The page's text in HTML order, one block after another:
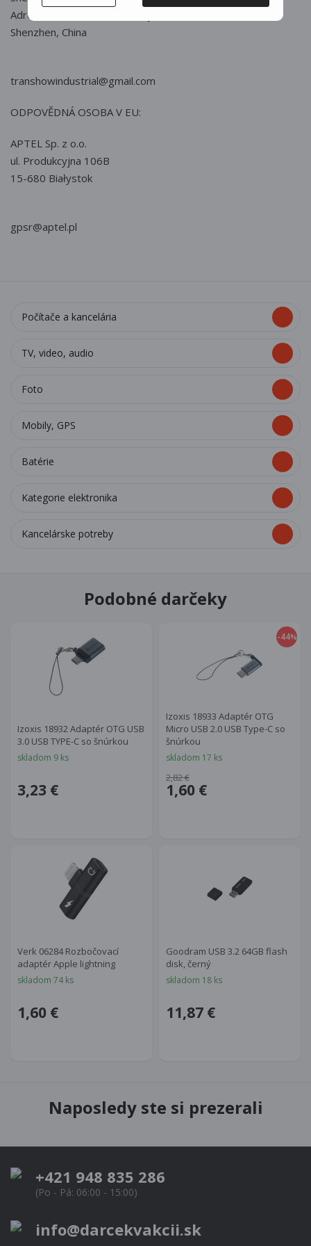
Adress: Busha Lu No.283, Buji,
Shenzhen, China
transhowindustrial@gmail.com
ODPOVĚDNÁ OSOBA V EU:
APTEL Sp. z o.o.
ul. Produkcyjna 106B
15-680 Białystok
gpsr@aptel.pl
Počítače a kancelária
TV, video, audio
Foto
Mobily, GPS
Batérie
Kategorie elektronika
Kancelárske potreby
Podobné darčeky
Izoxis 18932 Adaptér OTG USB
3.0 USB TYPE-C so šnúrkou
skladom 9 ks
3,23 €
-44%
Izoxis 18933 Adaptér OTG
Micro USB 2.0 USB Type-C so
šnúrkou
skladom 17 ks
1,60 €
2,82 €
Verk 06284 Rozbočovací
adaptér Apple lightning
skladom 74 ks
1,60 €
Goodram USB 3.2 64GB flash
disk, černý
skladom 18 ks
11,87 €
Naposledy ste si prezerali
+421 948 835 286
(Po - Pá: 06:00 - 15:00)
info@darcekvakcii.sk